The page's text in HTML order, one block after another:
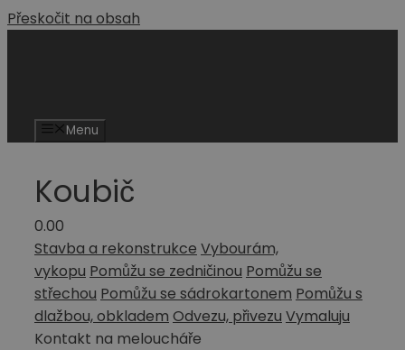
Přeskočit na obsah
Menu
Koubič
0.00
Stavba a rekonstrukce Vybourám,
vykopu Pomůžu se zedničinou Pomůžu se
střechou Pomůžu se sádrokartonem Pomůžu s
dlažbou, obkladem Odvezu, přivezu Vymaluju
Kontakt na meloucháře